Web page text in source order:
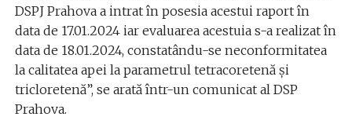
DSPJ Prahova a intrat în posesia acestui raport în
data de 17.01.2024 iar evaluarea acestuia s-a realizat în
data de 18.01.2024, constatându-se neconformitatea
la calitatea apei la parametrul tetracoretenă şi
tricloretenă”, se arată într-un comunicat al DSP
Prahova.